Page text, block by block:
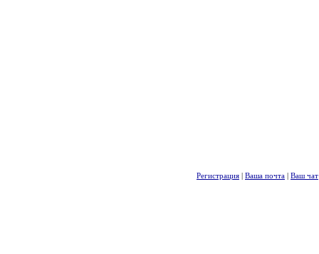
Регистрация | Ваша почта | Ваш чат